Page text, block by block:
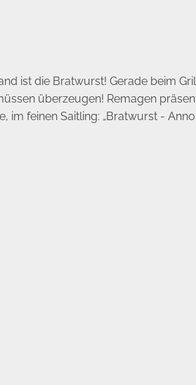
ist die Bratwurst! Gerade beim
überzeugen! Remagen
feinen Saitling: „Bratwurst -